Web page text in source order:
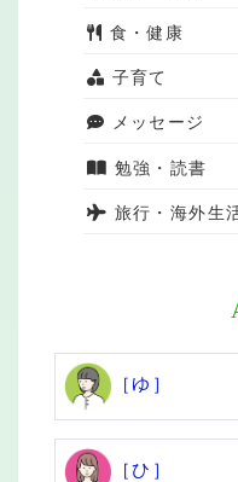
食・健康
子育て
メッセージ
勉強・読書
旅行・海外生
［ゆ］
［ひ］